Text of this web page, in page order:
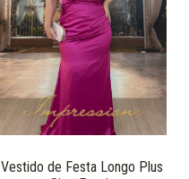
Vestido de Festa Longo Plus